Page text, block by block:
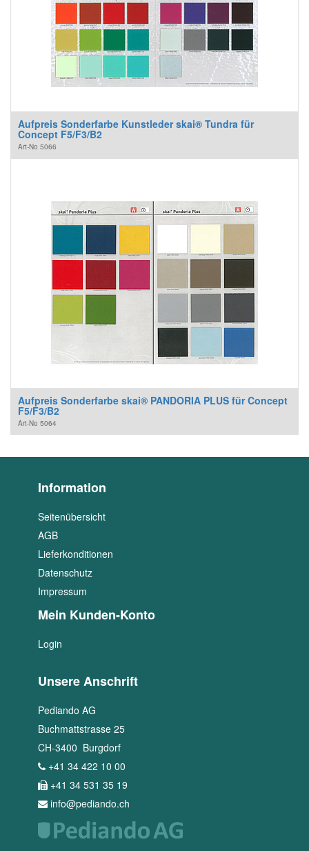
Aufpreis Sonderfarbe Kunstleder skai® Tundra für
Concept F5/F3/B2
Art-No 5066
Aufpreis Sonderfarbe skai® PANDORIA PLUS für Concept
F5/F3/B2
Art-No 5064
Information
Seitenübersicht
AGB
Lieferkonditionen
Datenschutz
Impressum
Mein Kunden-Konto
Login
Unsere Anschrift
Pediando AG
Buchmattstrasse 25
CH-3400 Burgdorf
+41 34 422 10 00
+41 34 531 35 19
info@pediando.ch